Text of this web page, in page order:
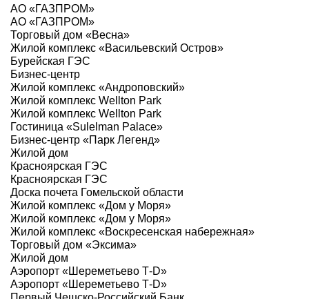
АО «ГАЗПРОМ»
АО «ГАЗПРОМ»
Торговый дом «Весна»
Жилой комплекс «Васильевский Остров»
Бурейская ГЭС
Бизнес-центр
Жилой комплекс «Андроповский»
Жилой комплекс Wellton Park
Жилой комплекс Wellton Park
Гостиница «Sulelman Palace»
Бизнес-центр «Парк Легенд»
Жилой дом
Красноярская ГЭС
Красноярская ГЭС
Доска почета Гомельской области
Жилой комплекс «Дом у Моря»
Жилой комплекс «Дом у Моря»
Жилой комплекс «Воскресенская набережная»
Торговый дом «Эксима»
Жилой дом
Аэропорт «Шереметьево Т-D»
Аэропорт «Шереметьево Т-D»